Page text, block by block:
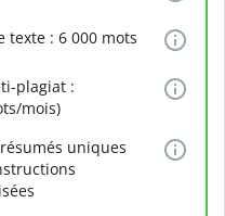
texte : 6 000 mots
plagiat :
mois)
uniques